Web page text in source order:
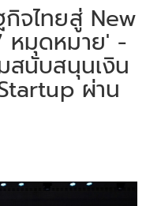
กิจไทยสู่ New
หมุดหมาย' -
สนับสนุนเงิน
ผ่าน